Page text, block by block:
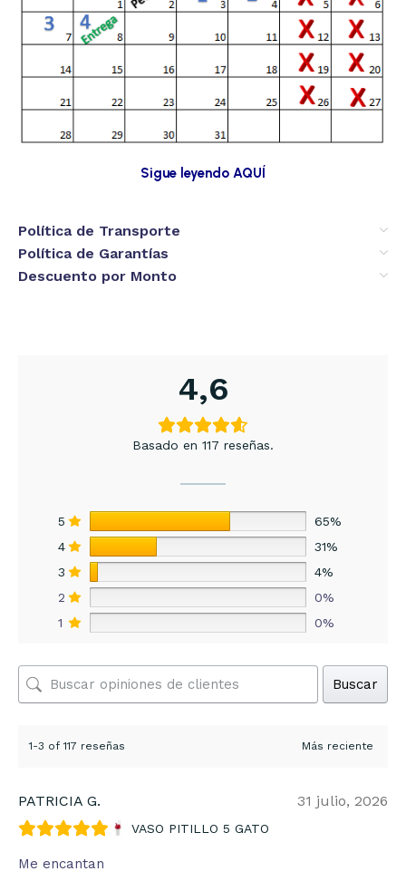
Sigue leyendo AQUÍ
Política de Transporte
Política de Garantías
Descuento por Monto
4,6
Basado en 117 reseñas.
5
65%
4
31%
3
4%
2
0%
1
0%
Buscar
1-3 of 117 reseñas
PATRICIA G. 31 julio, 2026
VASO PITILLO 5 GATO
Me encantan